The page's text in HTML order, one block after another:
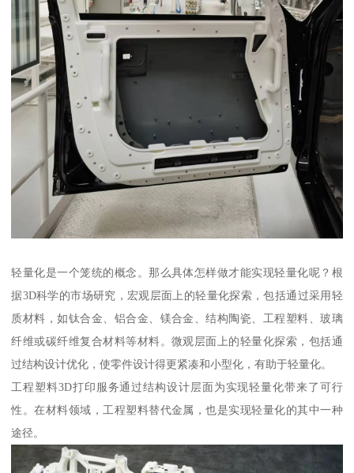
轻量化是一个笼统的概念。那么具体怎样做才能实现轻量化呢？根
据3D科学的市场研究，宏观层面上的轻量化探索，包括通过采用轻
质材料，如钛合金、铝合金、镁合金、结构陶瓷、工程塑料、玻璃
纤维或碳纤维复合材料等材料。微观层面上的轻量化探索，包括通
过结构设计优化，使零件设计得更紧凑和小型化，有助于轻量化。
工程塑料3D打印服务通过结构设计层面为实现轻量化带来了可行
性。在材料领域，工程塑料替代金属，也是实现轻量化的其中一种
途径。